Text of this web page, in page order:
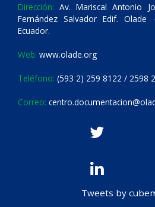
Dirección: Av. Mariscal Antonio
Fernández Salvador Edif.
Ecuador.
Web: www.olade.org
Teléfono: (593 2) 259 8122 / 2598
Correo:
Tweets by